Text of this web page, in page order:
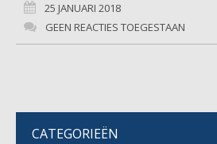
25 JANUARI 2018
GEEN REACTIES TOEGESTAAN
CATEGORIEËN